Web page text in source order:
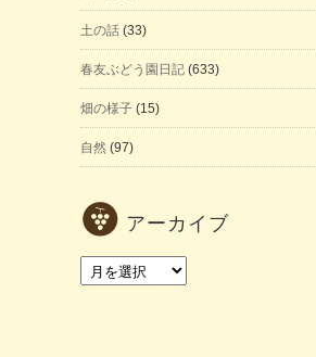
土の話 (33)
春友ぶどう園日記 (633)
畑の様子 (15)
自然 (97)
アーカイブ
ア